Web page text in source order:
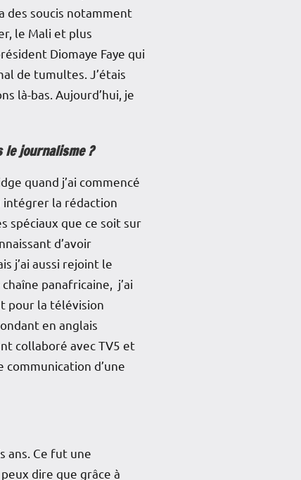
des soucis notamment
le Mali et plus
Diomaye Faye qui
de tumultes. J’étais
là-bas. Aujourd’hui, je
le journalisme ?
quand j’ai commencé
intégrer la rédaction
spéciaux que ce soit sur
d’avoir
j’ai aussi rejoint le
panafricaine, j’ai
pour la télévision
en anglais
collaboré avec TV5 et
d’une
ans. Ce fut une
dire que grâce à